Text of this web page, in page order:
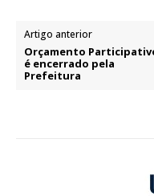
Artigo anterior
Orçamento
é encerrado pela
Prefeitura